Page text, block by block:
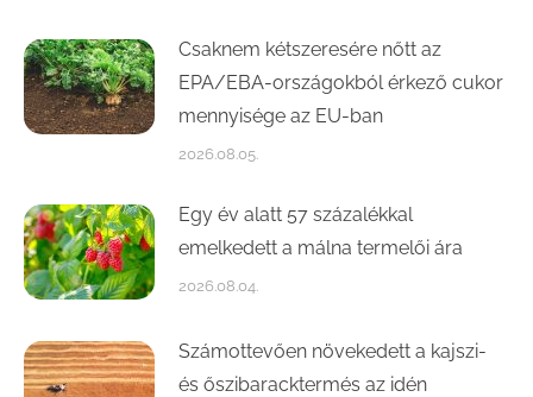
Csaknem kétszeresére nőtt az
EPA/EBA-országokból érkező cukor
mennyisége az EU-ban
2026.08.05.
Egy év alatt 57 százalékkal
emelkedett a málna termelői ára
2026.08.04.
Számottevően növekedett a kajszi-
és őszibaracktermés az idén